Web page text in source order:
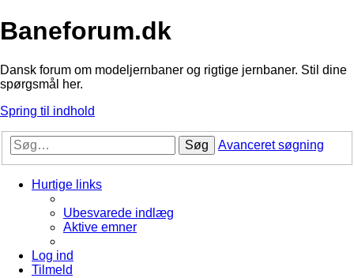
Baneforum.dk
Dansk forum om modeljernbaner og rigtige jernbaner. Stil dine
spørgsmål her.
Spring til indhold
Søg Avanceret søgning
Hurtige links
Ubesvarede indlæg
Aktive emner
Log ind
Tilmeld